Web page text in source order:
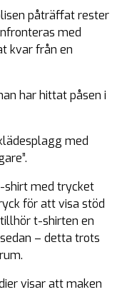
påträffat rester
med
kvar från en
har hittat påsen i
med
shirt med trycket
för att visa stöd
t-shirten en
– detta trots
visar att maken